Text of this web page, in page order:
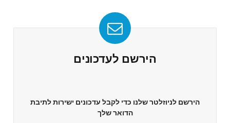
הירשם לעדכונים
הירשם לניוזלטר שלנו כדי לקבל עדכונים ישירות לתיבת
הדואר שלך